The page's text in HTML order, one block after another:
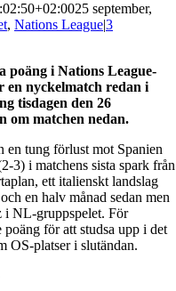
25 september,
, Nations League|3
poäng i Nations League-
en nyckelmatch redan i
tisdagen den 26
om matchen nedan.
en tung förlust mot Spanien
3) i matchens sista spark från
ett italienskt landslag
en halv månad sedan men
i NL-gruppspelet. För
för att studsa upp i det
OS-platser i slutändan.